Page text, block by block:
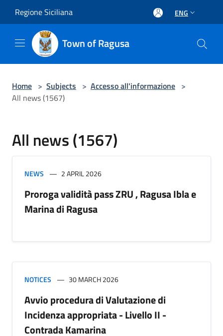
Regione Siciliana ENG
Town of Ragusa
Home > Subjects > Accesso all'informazione >
All news (1567)
All news (1567)
NEWS 2 APRIL 2026
Proroga validità pass ZRU , Ragusa Ibla e
Marina di Ragusa
NOTICES 30 MARCH 2026
Avvio procedura di Valutazione di
Incidenza appropriata - Livello II -
Contrada Kamarina